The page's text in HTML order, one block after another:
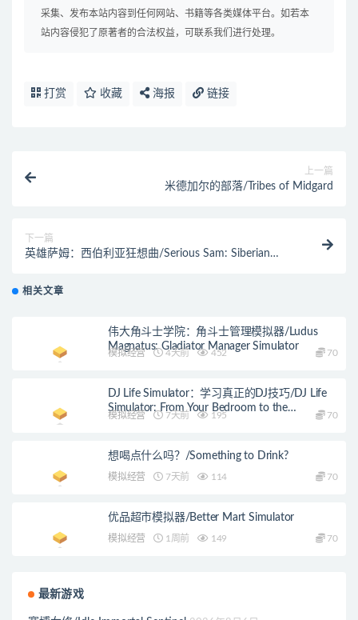
采集、发布本站内容到任何网站、书籍等各类媒体平台。如若本
站内容侵犯了原著者的合法权益，可联系我们进行处理。
打赏 收藏 海报 链接
上一篇
米德加尔的部落/Tribes of Midgard
下一篇
英雄萨姆：西伯利亚狂想曲/Serious Sam: Siberian
相关文章
伟大角斗士学院：角斗士管理模拟器/Ludus
Magnatus: Gladiator Manager Simulator
模拟经营 4天前 452 70
DJ Life Simulator：学习真正的DJ技巧/DJ Life
Simulator: From Your Bedroom to the
Mainstage
模拟经营 7天前 195 70
想喝点什么吗？/Something to Drink?
模拟经营 7天前 114 70
优品超市模拟器/Better Mart Simulator
模拟经营 1周前 149 70
最新游戏